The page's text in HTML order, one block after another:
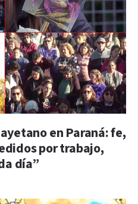
en Paraná: fe,
por trabajo,
día”